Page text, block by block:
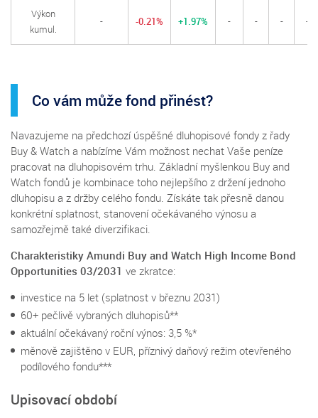
Výkon
kumul.
- -0.21% +1.97% - - - -
Co vám může fond přinést?
Navazujeme na předchozí úspěšné dluhopisové fondy z řady
Buy & Watch a nabízíme Vám možnost nechat Vaše peníze
pracovat na dluhopisovém trhu. Základní myšlenkou Buy and
Watch fondů je kombinace toho nejlepšího z držení jednoho
dluhopisu a z držby celého fondu. Získáte tak přesně danou
konkrétní splatnost, stanovení očekávaného výnosu a
samozřejmě také diverzifikaci.
Charakteristiky Amundi Buy and Watch High Income Bond
Opportunities 03/2031 ve zkratce:
investice na 5 let (splatnost v březnu 2031)
60+ pečlivě vybraných dluhopisů**
aktuální očekávaný roční výnos: 3,5 %*
měnově zajištěno v EUR, příznivý daňový režim otevřeného
podílového fondu***
Upisovací období